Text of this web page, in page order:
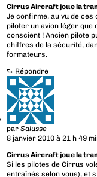
Cirrus Aircraft joue la
Je confirme, au vu de ces
piloter un avion léger que
conscient ! Ancien pilote
chiffres de la sécurité,
formateurs.
⮑ Répondre
parSalusse
8 janvier 2010 à 21 h 49
Cirrus Aircraft joue la
Si les pilotes de Cirrus
entraînés selon vous), et